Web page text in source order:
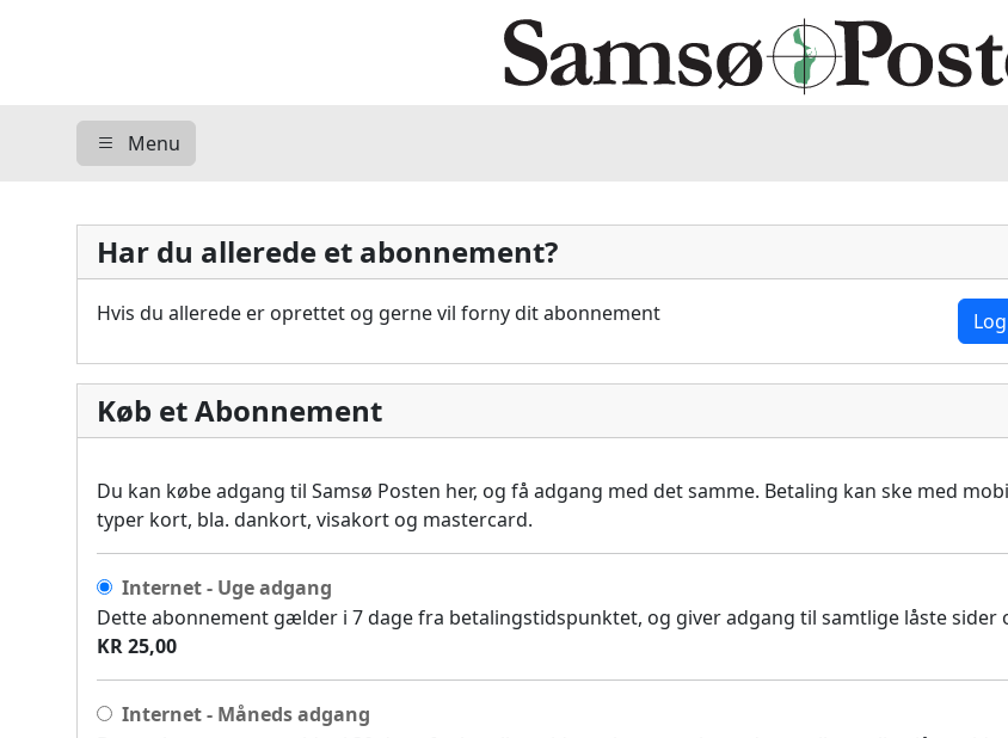
Menu
Har du allerede et abonnement?
Hvis du allerede er oprettet og gerne vil forny dit abonnement
Køb et Abonnement
Du kan købe adgang til Samsø Posten her, og få adgang med det samme. Betaling kan ske med
typer kort, bla. dankort, visakort og mastercard.
Internet - Uge adgang
Dette abonnement gælder i 7 dage fra betalingstidspunktet, og giver adgang til samtlige låste sider
KR 25,00
Internet - Måneds adgang